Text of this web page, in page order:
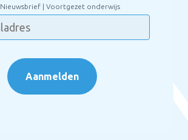
Aanmelden
Nieuwsbrief | Voortgezet onderwijs